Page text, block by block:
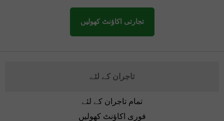
تجارتی اکاؤنٹ کھولیں
تاجران کے لئے
تمام تاجران کے لئے
فوری اکاؤنٹ کھولیں